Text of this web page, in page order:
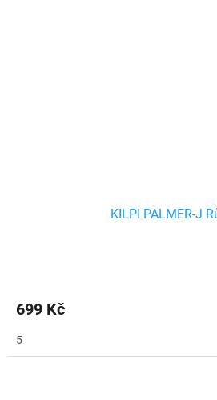
KILPI PALMER-J
699 Kč
5